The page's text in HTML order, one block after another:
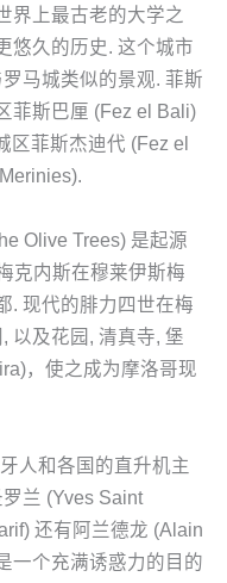
界上最古老的大学之
悠久的历史. 这个城市
马城类似的景观. 菲斯
菲斯巴厘 (Fez el Bali)
区菲斯杰迪代 (Fez el
Olive Trees) 是起源
克内斯在穆莱伊斯梅
. 现代的腓力四世在梅
以及花园, 清真寺, 堡
，使之成为摩洛哥现
人和各国的直升机主
兰 (Yves Saint
还有阿兰德龙 (Alain
一个充满诱惑力的目的